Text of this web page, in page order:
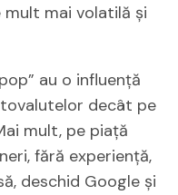
mai volatilă și
au o influență
decât pe
mult, pe piață
fără experiență,
deschid Google și